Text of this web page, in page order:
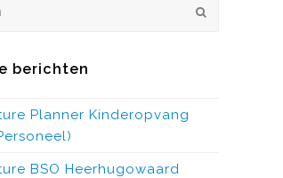
berichten
Planner Kinderopvang
BSO Heerhugowaard